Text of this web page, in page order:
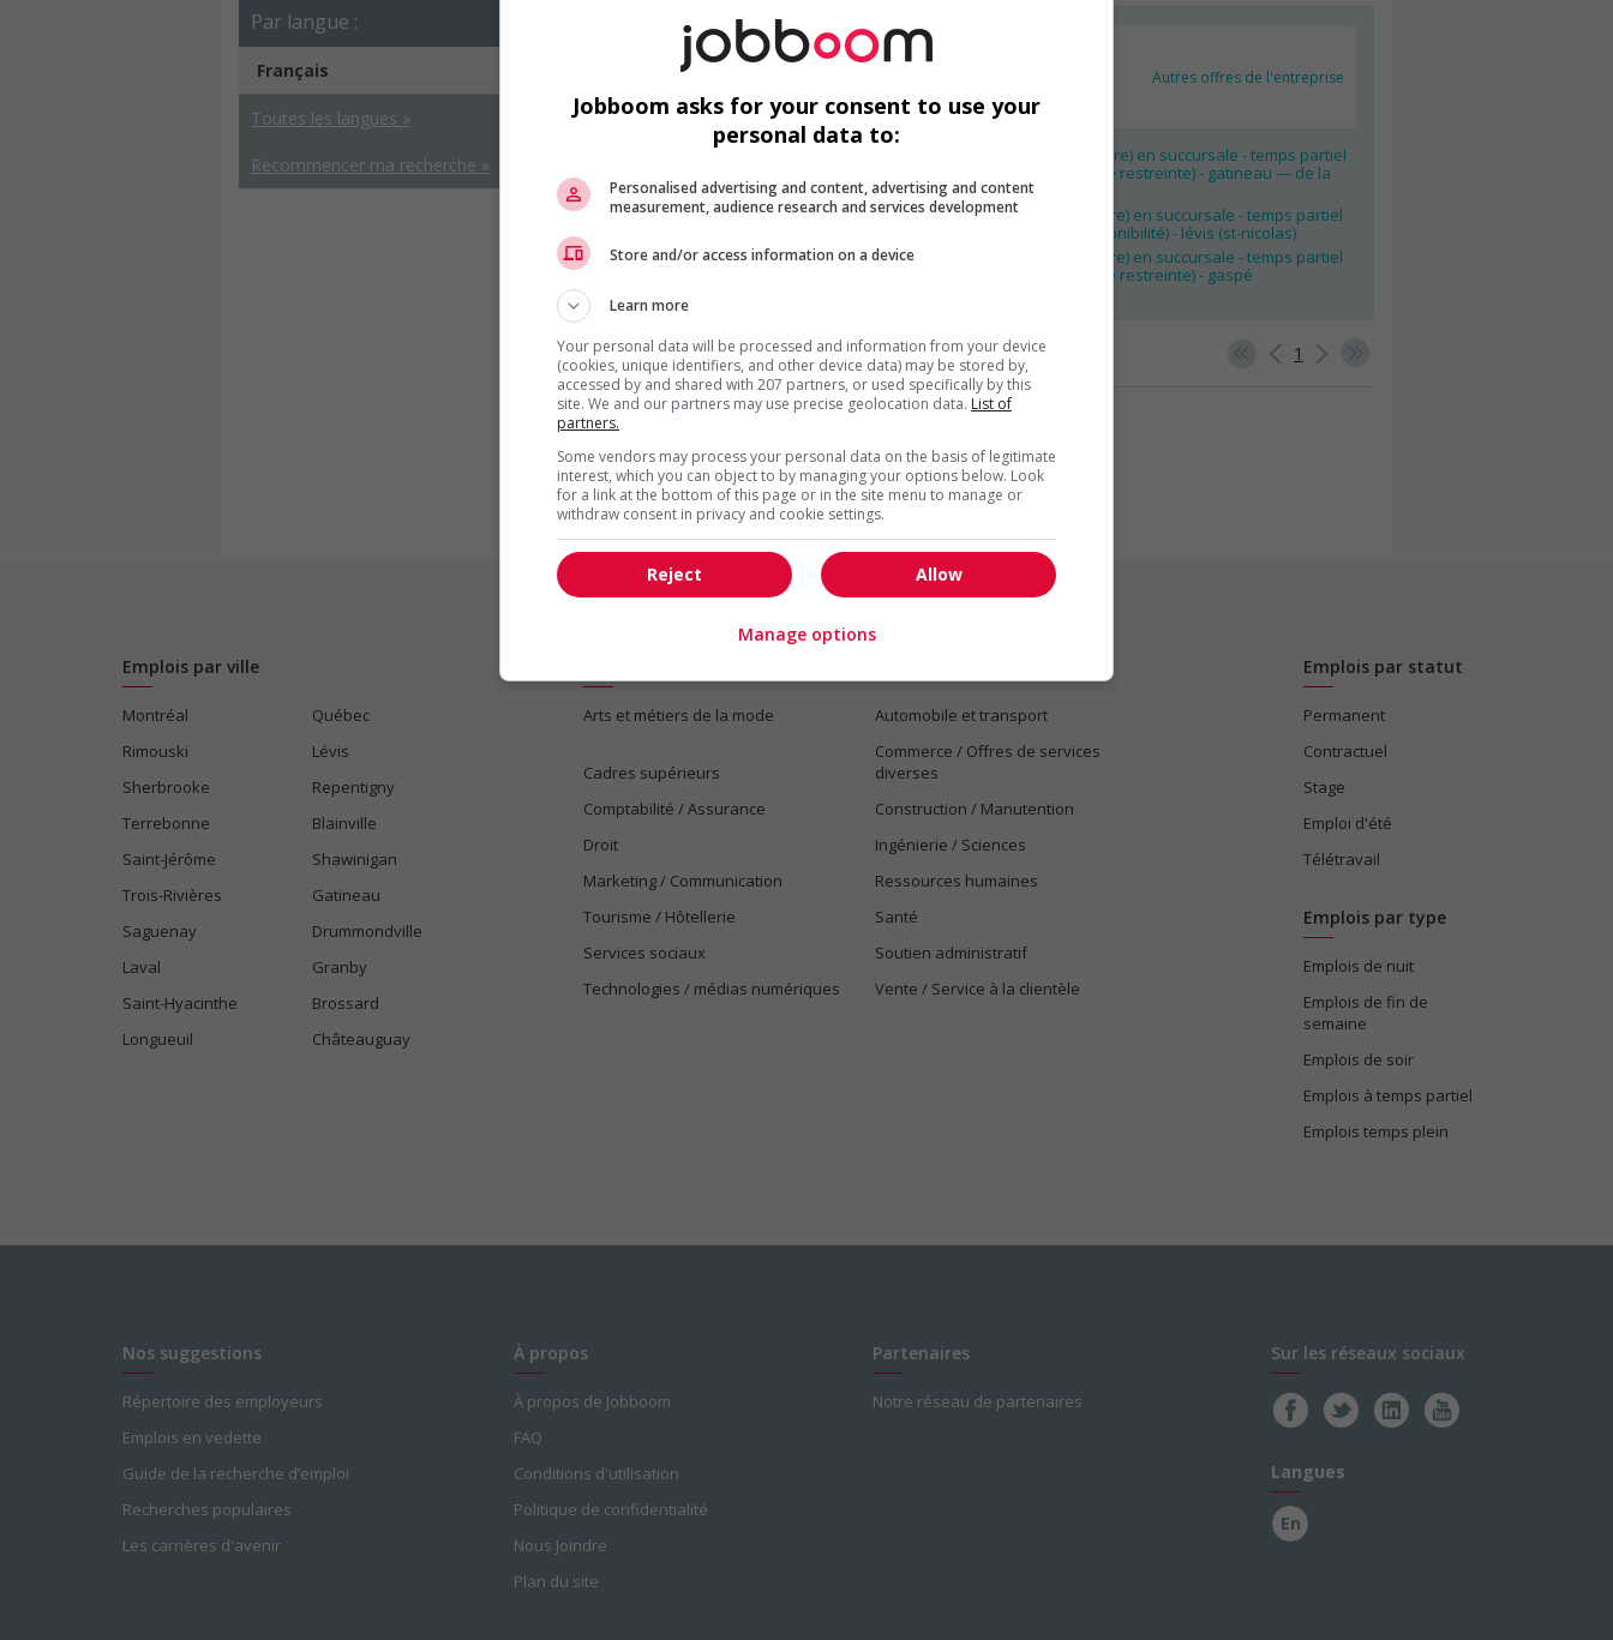
Par langue :
Français
Toutes les langues »
Recommencer ma recherche »
VENTE, ACHAT ET SERVICE À LA CLIENTÈLE
EST PRÉSENTÉ PAR
(SQDC)
Montréal, Québec
Autres offres de l'entreprise
Conseiller(ère) en succursale - temps partiel (
Conseiller(ère) en succursale - temps partiel
(disponibilité restreinte) - vaudreuil-dorion
(pleine disponibilité) - mascouche
Conseiller (ère) en succursale - temps partiel
(disponibilité restreinte) - gatineau — de la
gappe
Conseiller(ère) en succursale - temps partiel
(pleine disponibilité) - lévis (st-nicolas)
Conseiller(ère) en succursale - temps partiel
(disponibilité restreinte) - gaspé
1 - 2 de 2 résultats 1
Emplois par ville
Montréal
Québec
Rimouski
Lévis
Sherbrooke
Repentigny
Terrebonne
Blainville
Saint-Jérôme
Shawinigan
Trois-Rivières
Gatineau
Saguenay
Drummondville
Laval
Granby
Saint-Hyacinthe
Brossard
Longueuil
Châteauguay
Arts et métiers de la mode Automobile et transport
Cadres supérieurs
Commerce / Offres de services
diverses
Comptabilité / Assurance
Construction / Manutention
Droit
Ingénierie / Sciences
Marketing / Communication
Ressources humaines
Tourisme / Hôtellerie
Santé
Services sociaux
Soutien administratif
Technologies / médias numériques
Vente / Service à la clientèle
Emplois par statut
Permanent
Contractuel
Stage
Emploi d'été
Télétravail
Emplois par type
Emplois de nuit
Emplois de fin de
semaine
Emplois de soir
Emplois à temps partiel
Emplois temps plein
Nos suggestions
Répertoire des employeurs
Emplois en vedette
Guide de la recherche d’emploi
Recherches populaires
Les carrières d'avenir
À propos
À propos de Jobboom
FAQ
Conditions d'utilisation
Politique de confidentialité
Nous Joindre
Plan du site
Partenaires
Notre réseau de partenaires
Sur les réseaux sociaux
Langues
En
Jobboom asks for your consent to use your
personal data to:
Personalised advertising and content, advertising and content
measurement, audience research and services development
Store and/or access information on a device
Learn more
Your personal data will be processed and information from your device
(cookies, unique identifiers, and other device data) may be stored by,
accessed by and shared with 207 partners, or used specifically by this
site. We and our partners may use precise geolocation data. List of
partners.
Some vendors may process your personal data on the basis of legitimate
interest, which you can object to by managing your options below. Look
for a link at the bottom of this page or in the site menu to manage or
withdraw consent in privacy and cookie settings.
Allow
Reject
Manage options